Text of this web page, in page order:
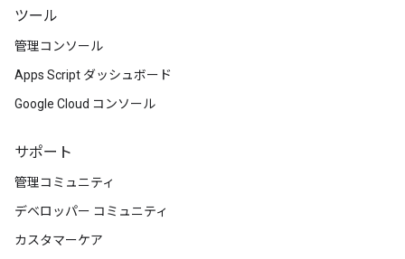
ツール
管理コンソール
Apps Script ダッシュボード
Google Cloud コンソール
サポート
管理コミュニティ
デベロッパー コミュニティ
カスタマーケア